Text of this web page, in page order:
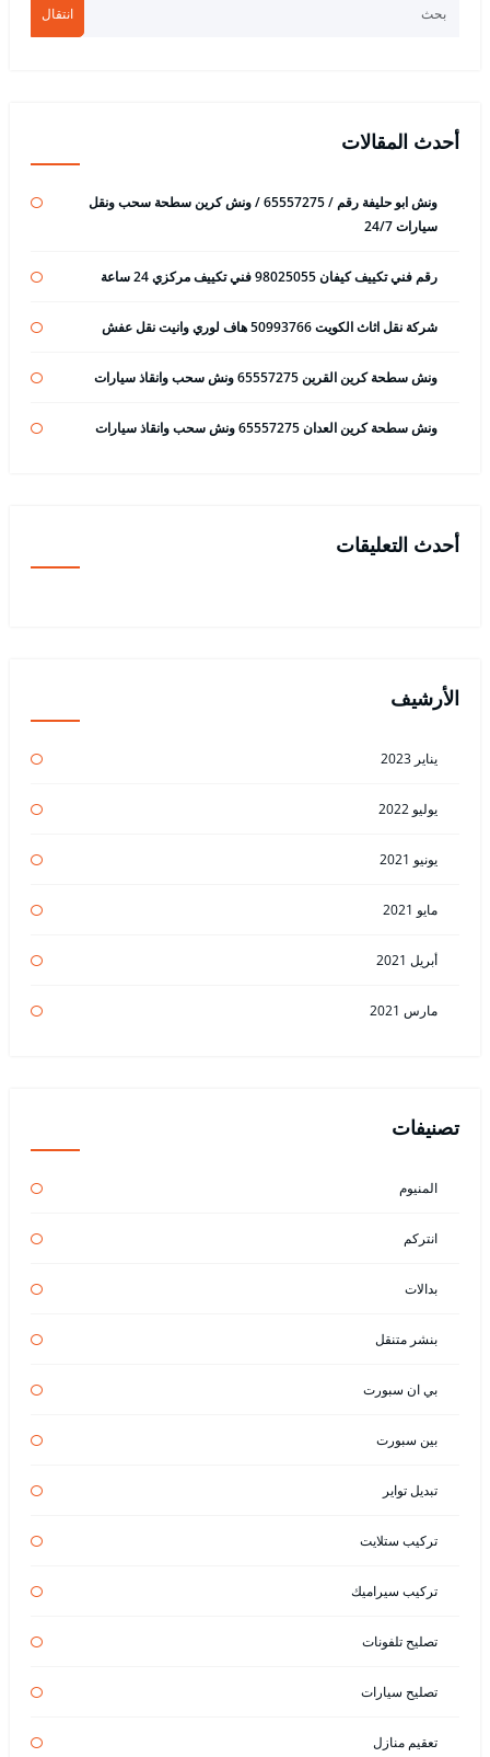
انتقال
أحدث المقالات
ونش ابو حليفة رقم / 65557275 / ونش كرين سطحة سحب ونقل
سيارات 24/7
رقم فني تكييف كيفان 98025055 فني تكييف مركزي 24 ساعة
شركة نقل اثاث الكويت 50993766 هاف لوري وانيت نقل عفش
ونش سطحة كرين القرين 65557275 ونش سحب وانقاذ سيارات
ونش سطحة كرين العدان 65557275 ونش سحب وانقاذ سيارات
أحدث التعليقات
الأرشيف
يناير 2023
يوليو 2022
يونيو 2021
مايو 2021
أبريل 2021
مارس 2021
تصنيفات
المنيوم
انتركم
بدالات
بنشر متنقل
بي ان سبورت
بين سبورت
تبديل تواير
تركيب ستلايت
تركيب سيراميك
تصليح تلفونات
تصليح سيارات
تعقيم منازل